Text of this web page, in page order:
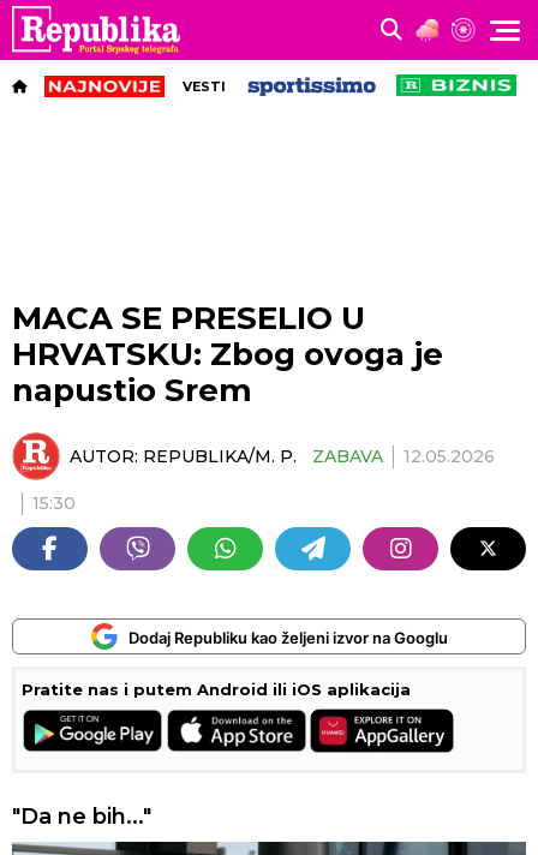
VESTI
MACA SE PRESELIO U
HRVATSKU: Zbog ovoga je
napustio Srem
AUTOR: REPUBLIKA/M. P. ZABAVA 12.05.2026
15:30
Dodaj Republiku kao željeni izvor na Googlu
Pratite nas i putem Android ili iOS aplikacija
"Da ne bih..."